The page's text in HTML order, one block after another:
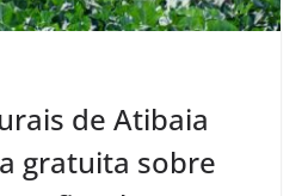
de Atibaia
gratuita sobre